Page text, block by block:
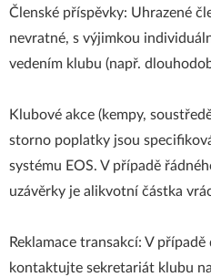
Členské příspěvky: Uhrazené
nevratné, s výjimkou
vedením klubu (např.
Klubové akce (kempy,
storno poplatky jsou
systému EOS. V případě
uzávěrky je alikvotní částka
Reklamace transakcí: V
kontaktujte sekretariát klubu